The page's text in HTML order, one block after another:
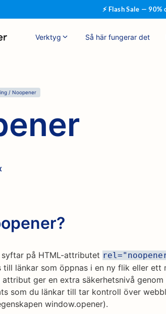
⚡ Flash Sale —
Verktyg Så här fungerar det
/ Noopener
på HTML-attributet
till länkar som öppnas i en ny flik eller ett
attribut ger en extra säkerhetsnivå
som du länkar till tar kontroll över
window.opener).